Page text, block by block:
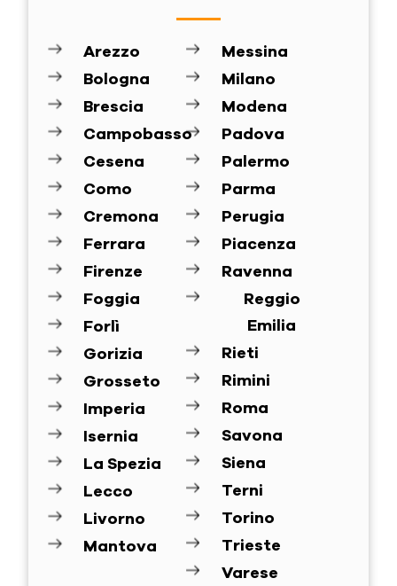
Arezzo
Bologna
Brescia
Campobasso
Cesena
Como
Cremona
Ferrara
Firenze
Foggia
Forlì
Gorizia
Grosseto
Imperia
Isernia
La Spezia
Lecco
Livorno
Mantova
Messina
Milano
Modena
Padova
Palermo
Parma
Perugia
Piacenza
Ravenna
Reggio
Emilia
Rieti
Rimini
Roma
Savona
Siena
Terni
Torino
Trieste
Varese